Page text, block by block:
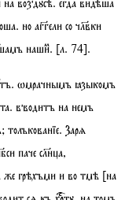
но аггели со члвки
нашиⷨ. [л.74].
ѡмрачнымъ ꙗзыкомъ
вводитъ на немъ
толъкованїе. Зарѧ
паче слнца,
же грѣхъми и во тмѣ [на